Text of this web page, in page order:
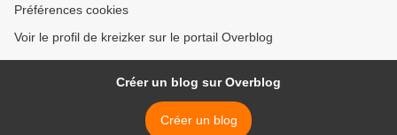
Préférences cookies
Voir le profil de kreizker sur le portail Overblog
Créer un blog sur Overblog
Créer un blog